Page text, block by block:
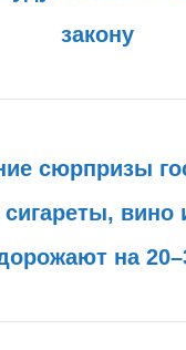
закону
сюрпризы
на